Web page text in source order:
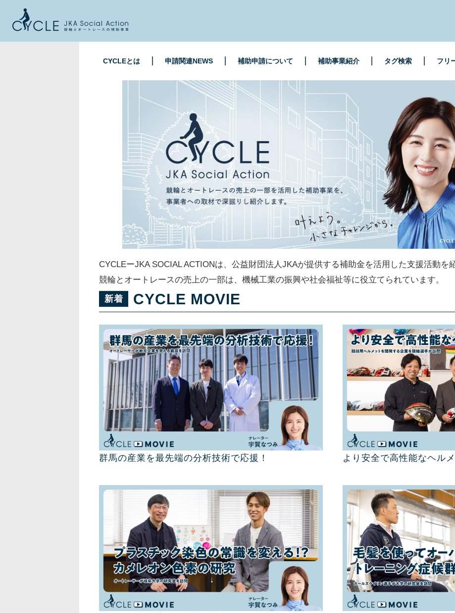
CYCLEとは 申請関連NEWS 補助申請について 補助事業紹介 タグ検索 フリ
CYCLEーJKA SOCIAL ACTIONは、公益財団法人JKAが提供する補助金を活用した支援活動を
競輪とオートレースの売上の一部は、機械工業の振興や社会福祉等に役立てられています。
CYCLE MOVIE
群馬の産業を最先端の分析技術で応援！ より安全で高性能なヘル